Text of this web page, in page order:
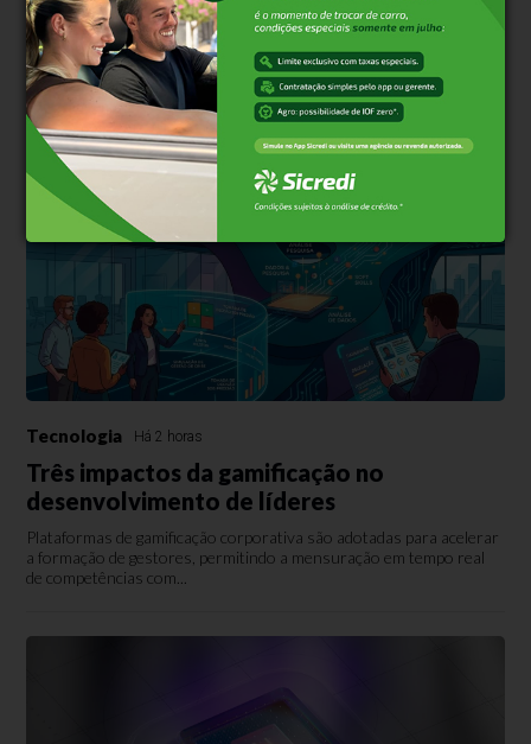
500
Comentar
Tecnologia Há 2 horas
Três impactos da gamificação no
desenvolvimento de líderes
Plataformas de gamificação corporativa são adotadas para acelerar
a formação de gestores, permitindo a mensuração em tempo real
de competências com...